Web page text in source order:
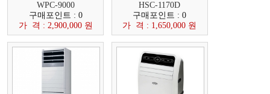
WPC-9000
구매포인트 : 0
가 격 : 2,900,000 원
HSC-1170D
구매포인트 : 0
가 격 : 1,650,000 원